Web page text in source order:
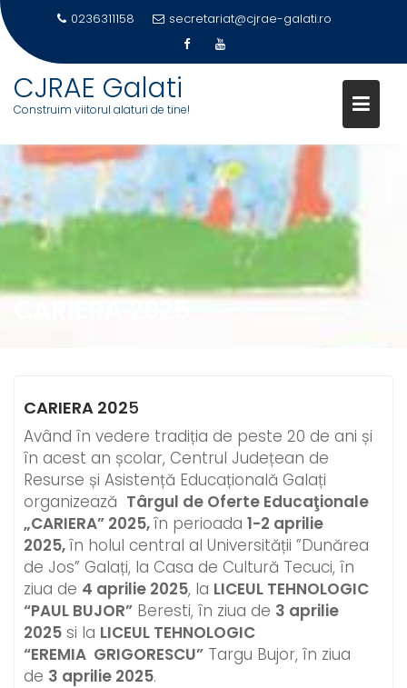
content
0236311158 secretariat@cjrae-galati.ro
CJRAE Galati
Construim viitorul alaturi de tine!
CARIERA 2025
CARIERA 2025
Având în vedere tradiția de peste 20 de ani și
în acest an școlar, Centrul Județean de
Resurse și Asistență Educațională Galați
organizează Târgul de Oferte Educaţionale
„CARIERA” 2025,în perioada 1-2 aprilie
2025,în holul central al Universității ”Dunărea
de Jos” Galați, la Casa de Cultură Tecuci, în
ziua de 4 aprilie 2025, la LICEUL TEHNOLOGIC
“PAUL BUJOR” Beresti, în ziua de 3 aprilie
2025 si la LICEUL TEHNOLOGIC
“EREMIA GRIGORESCU” Targu Bujor, în ziua
de 3 aprilie 2025.